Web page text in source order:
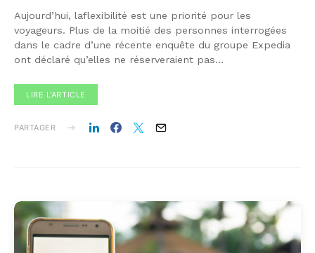
Aujourd’hui, laflexibilité est une priorité pour les
voyageurs. Plus de la moitié des personnes interrogées
dans le cadre d’une récente enquête du groupe Expedia
ont déclaré qu’elles ne réserveraient pas…
LIRE L'ARTICLE
PARTAGER